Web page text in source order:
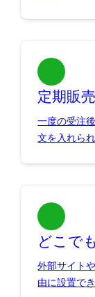
定期販売
一度の受注
文を入れられ
どこで
外部サイト
由に設置でき